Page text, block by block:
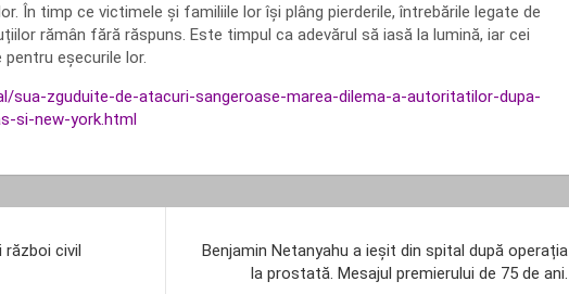
În timp ce victimele și familiile lor își plâng pierderile, întrebările legate de
rămân fără răspuns. Este timpul ca adevărul să iasă la lumină, iar cei
eșecurile lor.
sua-zguduite-de-atacuri-sangeroase-marea-dilema-a-autoritatilor-dupa-
si-new-york.html
război civil
Benjamin Netanyahu a ieșit din spital după operația
la prostată. Mesajul premierului de 75 de ani.